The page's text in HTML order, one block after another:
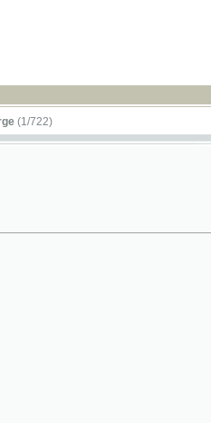
RSS -